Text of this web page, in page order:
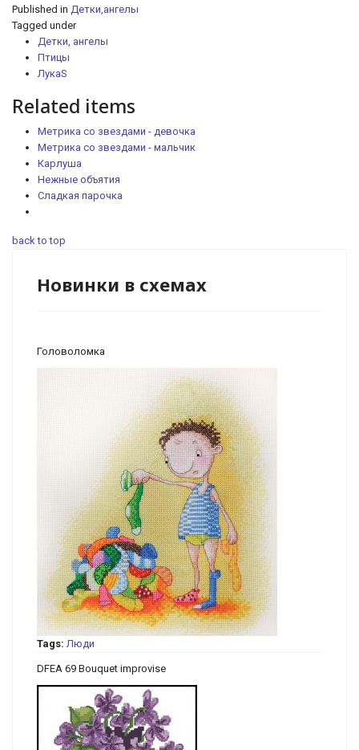
Published in Детки,ангелы
Tagged under
Детки, ангелы
Птицы
ЛукаS
Related items
Метрика со звездами - девочка
Метрика со звездами - мальчик
Карлуша
Нежные объятия
Сладкая парочка
back to top
Новинки в схемах
Головоломка
Tags: Люди
DFEA 69 Bouquet improvise